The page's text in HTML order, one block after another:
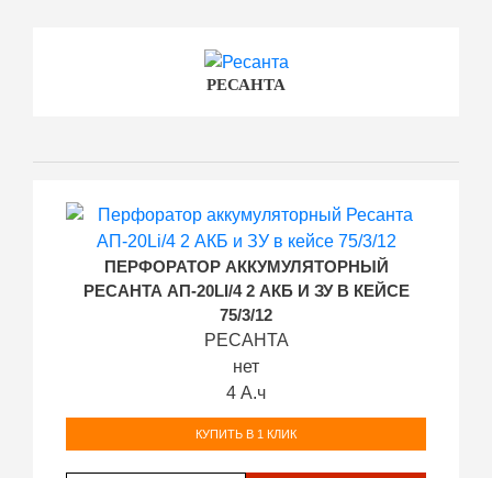
РЕСАНТА
ПЕРФОРАТОР АККУМУЛЯТОРНЫЙ
РЕСАНТА АП-20LI/4 2 АКБ И ЗУ В КЕЙСЕ
75/3/12
РЕСАНТА
нет
4 А.ч
КУПИТЬ В 1 КЛИК